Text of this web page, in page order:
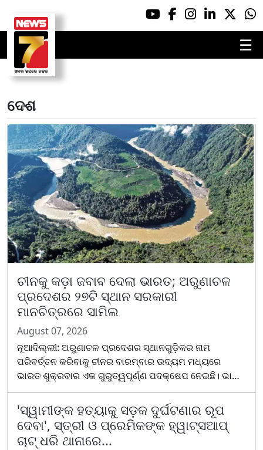
☰
ଦେଶ
ଚୀନକୁ କଡ଼ା ଜବାବ ଦେଲା ଭାରତ; ଅରୁଣାଚଳ
ପ୍ରଦେଶର ୨୭ଟି ସ୍ଥାନ ସରକାରୀ
ମାନଚିତ୍ରରେ ସାମିଲ
August 07, 2026
ନୂଆଦିଲ୍ଲୀ: ଅରୁଣାଚଳ ପ୍ରଦେଶର ସ୍ଥାନଗୁଡ଼ିକର ନାମ
ପରିବର୍ତ୍ତନ କରିବାକୁ ଚୀନର ବାରମ୍ବାର ଉଦ୍ୟମ ମଧ୍ୟରେ
ଭାରତ ଶୁକ୍ରବାର ଏକ ଗୁରୁତ୍ୱପୂର୍ଣ୍ଣ ପଦକ୍ଷେପ ନେଇଛି। ଭାରତ
ସରକାର ସର୍ଭେ ଅଫ୍ ଇଣ୍ଡିଆର ଅଧିକୃତ ମାନଚିତ୍ରରେ ଅରୁଣାଚଳ
ପ୍ରଦେଶର ୨୭ଟି ସ୍ଥାନ ଓ ଭୌଗୋଳିକ ବୈଶିଷ୍ଟ୍ୟକୁ
ସେମାନଙ୍କର ମାନକ ନାମ ସହ ଆନୁଷ୍...
'ସ୍ୱାମୀଙ୍କ ହତ୍ୟାକୁ ସଡ଼କ ଦୁର୍ଘଟଣାର ରୂପ
ଦେବା', ସ୍ତ୍ରୀ ଓ ପ୍ରେମିକଙ୍କ ହ୍ୱାଟ୍ସଆପ୍
ଚାଟ୍‌ ଧରି ଥାନାରେ...